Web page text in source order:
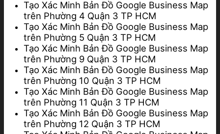
Tạo Xác Minh Bản Đồ Google Business Map
trên Phường 4 Quận 3 TP HCM
Tạo Xác Minh Bản Đồ Google Business Map
trên Phường 5 Quận 3 TP HCM
Tạo Xác Minh Bản Đồ Google Business Map
trên Phường 9 Quận 3 TP HCM
Tạo Xác Minh Bản Đồ Google Business Map
trên Phường 10 Quận 3 TP HCM
Tạo Xác Minh Bản Đồ Google Business Map
trên Phường 11 Quận 3 TP HCM
Tạo Xác Minh Bản Đồ Google Business Map
trên Phường 12 Quận 3 TP HCM